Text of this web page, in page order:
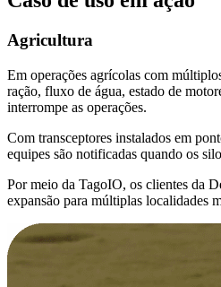
Agricultura
Em operações agrícolas com
ração, fluxo de água, estado de
interrompe as operações.
Com transceptores instalados em
equipes são notificadas quando os
Por meio da TagoIO, os clientes da
expansão para múltiplas localidades